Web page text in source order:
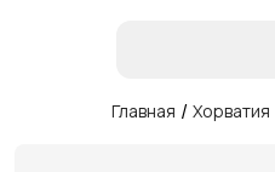
Главная / Хорватия